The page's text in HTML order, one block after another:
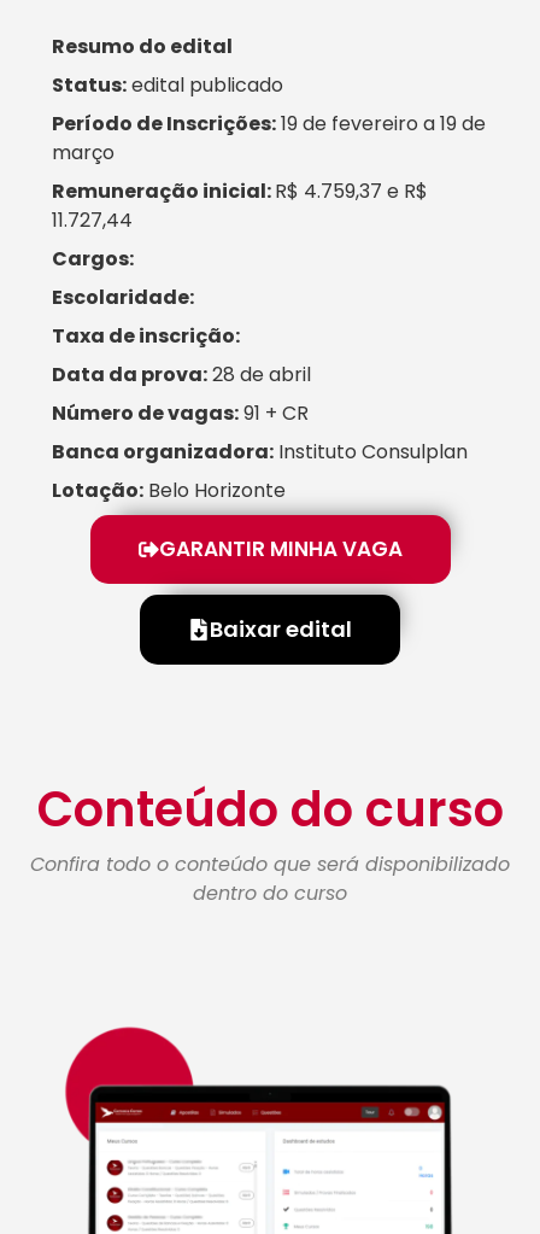
Resumo do edital
Status:edital publicado
Período de Inscrições:19 de fevereiro a 19 de
março
Remuneração inicial:R$ 4.759,37 e R$
11.727,44
Cargos:
Escolaridade:
Taxa de inscrição:
Data da prova:28 de abril
Número de vagas:91 + CR
Banca organizadora:Instituto Consulplan
Lotação:Belo Horizonte
GARANTIR MINHA VAGA
Baixar edital
Conteúdo do curso
Confira todo o conteúdo que será disponibilizado
dentro do curso